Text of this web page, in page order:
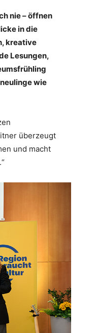
nie – öffnen
in die
kreative
Lesungen,
wie
überzeugt
und macht